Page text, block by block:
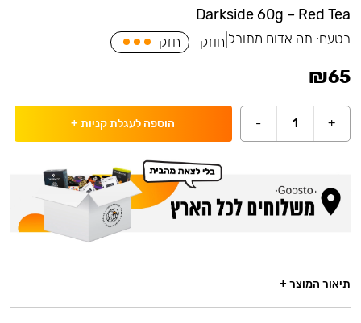
Darkside 60g – Red Tea
בטעם: תה אדום מתובל חוזק חזק
₪65
+
1
- הוספה לעגלת קניות +
תיאור המוצר +